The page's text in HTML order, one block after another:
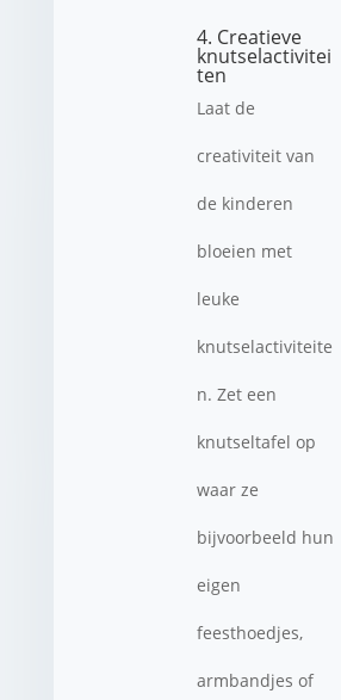
4. Creatieve
knutselactivitei
ten
Laat de
creativiteit van
de kinderen
bloeien met
leuke
knutselactiviteite
n. Zet een
knutseltafel op
waar ze
bijvoorbeeld hun
eigen
feesthoedjes,
armbandjes of